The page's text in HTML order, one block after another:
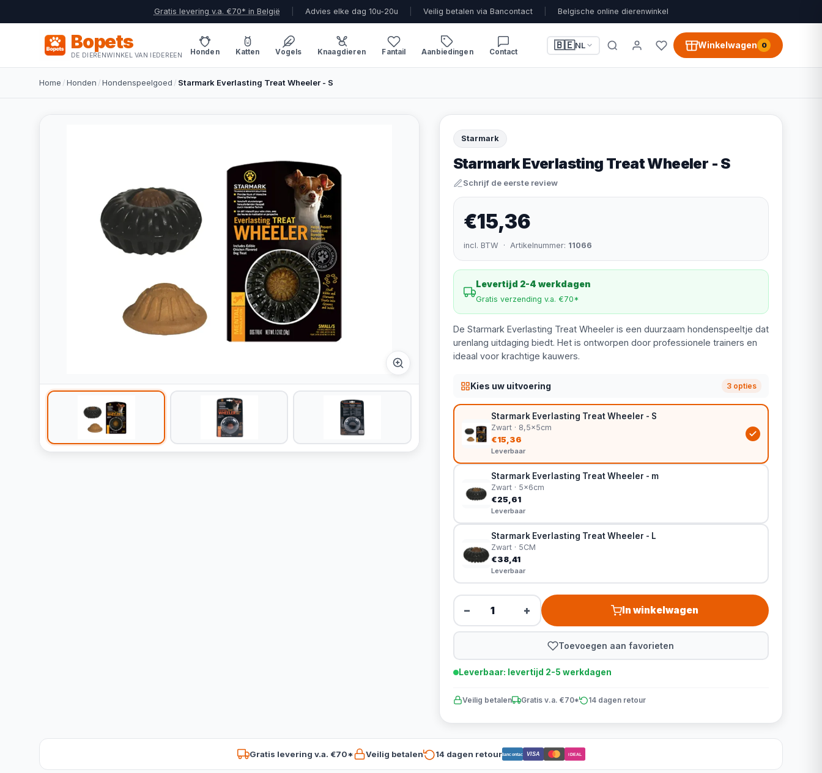
Gratis levering v.a. €70* in België Advies elke dag 10u-20u Veilig betalen via Bancontact Belgische online dierenwinkel
Bopets
DE DIERENWINKEL VAN IEDEREEN Honden Katten Vogels Knaagdieren Fantail Aanbiedingen Contact
🇧🇪NL Winkelwagen 0
Home /Honden /Hondenspeelgoed / Starmark Everlasting Treat Wheeler - S
Starmark
Starmark Everlasting Treat Wheeler - S
Schrijf de eerste review
€15,36
incl. BTW · Artikelnummer: 11066
Levertijd 2-4 werkdagen
Gratis verzending v.a. €70*
De Starmark Everlasting Treat Wheeler is een duurzaam hondenspeeltje dat
urenlang uitdaging biedt. Het is ontworpen door professionele trainers en
ideaal voor krachtige kauwers.
Kies uw uitvoering 3 opties
Starmark Everlasting Treat Wheeler - S
Zwart · 8,5x5cm
€15,36
Leverbaar
Starmark Everlasting Treat Wheeler - m
Zwart · 5x6cm
€25,61
Leverbaar
Starmark Everlasting Treat Wheeler - L
Zwart · 5CM
€38,41
Leverbaar
− + In winkelwagen
Toevoegen aan favorieten
Leverbaar: levertijd 2-5 werkdagen
Veilig betalen Gratis v.a. €70* 14 dagen retour
Gratis levering v.a. €70* Veilig betalen 14 dagen retourBancontact VISA iDEAL